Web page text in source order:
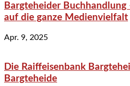
Bargteheider
auf die ganze Medienvielfalt
Apr. 9, 2025
Die Raiffeisenbank
Bargteheide